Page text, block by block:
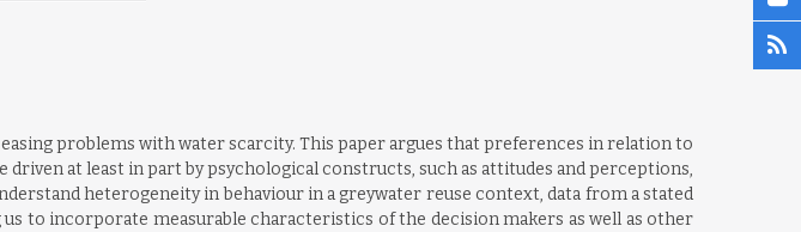
problems with water scarcity. This paper argues that preferences in relation to
at least in part by psychological constructs, such as attitudes and perceptions,
heterogeneity in behaviour in a greywater reuse context, data from a stated
to incorporate measurable characteristics of the decision makers as well as other